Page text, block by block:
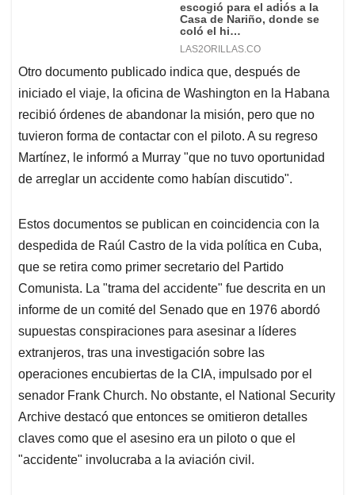
Otro documento publicado indica que, después de
iniciado el viaje, la oficina de Washington en la Habana
recibió órdenes de abandonar la misión, pero que no
tuvieron forma de contactar con el piloto. A su regreso
Martínez, le informó a Murray "que no tuvo oportunidad
de arreglar un accidente como habían discutido".
Estos documentos se publican en coincidencia con la
despedida de Raúl Castro de la vida política en Cuba,
que se retira como primer secretario del Partido
Comunista. La "trama del accidente" fue descrita en un
informe de un comité del Senado que en 1976 abordó
supuestas conspiraciones para asesinar a líderes
extranjeros, tras una investigación sobre las
operaciones encubiertas de la CIA, impulsado por el
senador Frank Church. No obstante, el National Security
Archive destacó que entonces se omitieron detalles
claves como que el asesino era un piloto o que el
"accidente" involucraba a la aviación civil.